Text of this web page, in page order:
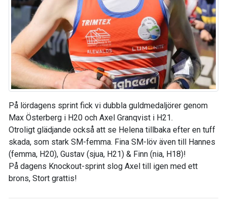
På lördagens sprint fick vi dubbla guldmedaljörer genom
Max Österberg i H20 och Axel Granqvist i H21.
Otroligt glädjande också att se Helena tillbaka efter en tuff
skada, som stark SM-femma. Fina SM-löv även till Hannes
(femma, H20), Gustav (sjua, H21) & Finn (nia, H18)!
På dagens Knockout-sprint slog Axel till igen med ett
brons, Stort grattis!